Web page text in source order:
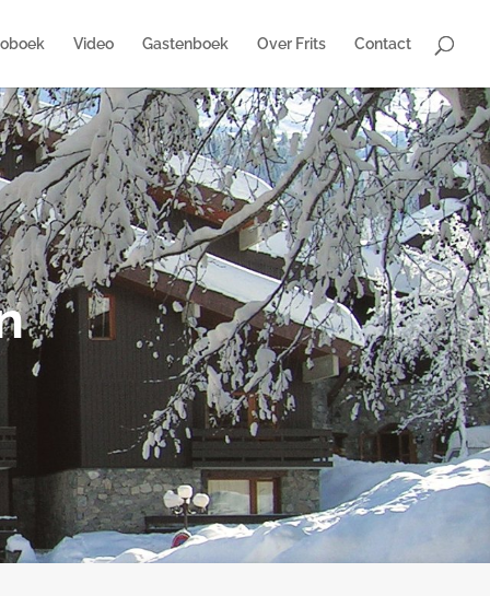
Video Gastenboek Over Frits Contact